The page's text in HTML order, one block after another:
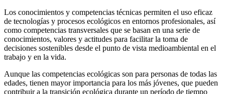
Los conocimientos y competencias técnicas permiten el uso eficaz
de tecnologías y procesos ecológicos en entornos profesionales, así
como competencias transversales que se basan en una serie de
conocimientos, valores y actitudes para facilitar la toma de
decisiones sostenibles desde el punto de vista medioambiental en el
trabajo y en la vida.
Aunque las competencias ecológicas son para personas de todas las
edades, tienen mayor importancia para los más jóvenes, que pueden
contribuir a la transición ecológica durante un período de tiempo